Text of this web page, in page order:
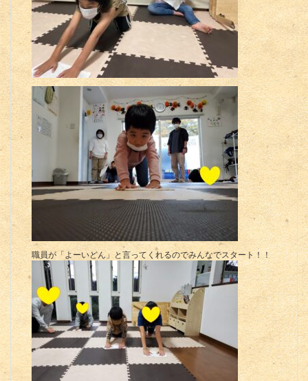
職員が「よーいどん」と言ってくれるのでみんなでスタート！！